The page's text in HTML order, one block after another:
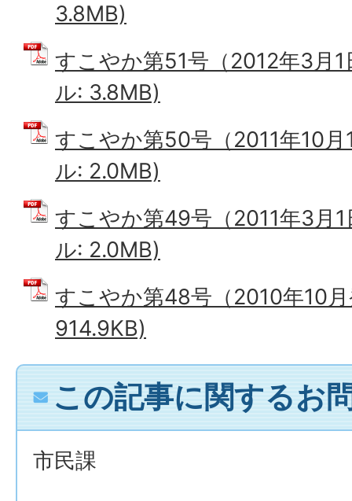
3.8MB)
すこやか第51号（2012年3月
ル: 3.8MB)
すこやか第50号（2011年10
ル: 2.0MB)
すこやか第49号（2011年3月
ル: 2.0MB)
すこやか第48号（2010年10
914.9KB)
この記事に関するお
市民課